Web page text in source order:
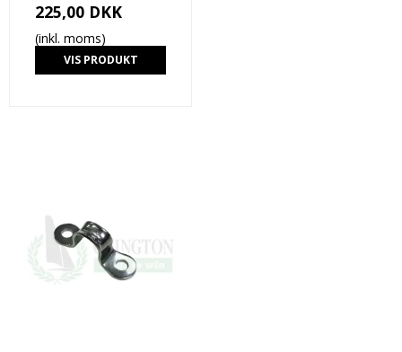
225,00 DKK
(inkl. moms)
VIS PRODUKT